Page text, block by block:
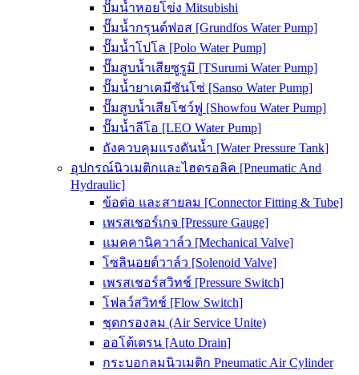
ปั๊มน้ำหอยโข่ง Mitsubishi
ปั๊มน้ำกรุนด์ฟอส [Grundfos Water Pump]
ปั๊มน้ำโปโล [Polo Water Pump]
ปั๊มสูบน้ำเสียซูรูมิ [TSurumi Water Pump]
ปั๊มน้ำยาเคมีซันโซ่ [Sanso Water Pump]
ปั๊มสูบน้ำเสียโชว์ฟู [Showfou Water Pump]
ปั๊มน้ำลีโอ [LEO Water Pump]
ถังควบคุมแรงดันน้ำ [Water Pressure Tank]
อุปกรณ์นิวเมติกและไฮดรอลิค [Pneumatic And
Hydraulic]
ข้อต่อ และสายลม [Connector Fitting & Tube]
เพรสเชอร์เกจ [Pressure Gauge]
แมคคานิควาล์ว [Mechanical Valve]
โซลินอยด์วาล์ว [Solenoid Valve]
เพรสเชอร์สวิทช์ [Pressure Switch]
โฟลว์สวิทช์ [Flow Switch]
ชุดกรองลม (Air Service Unite)
ออโต้เดรน [Auto Drain]
กระบอกลมนิวเมติก Pneumatic Air Cylinder